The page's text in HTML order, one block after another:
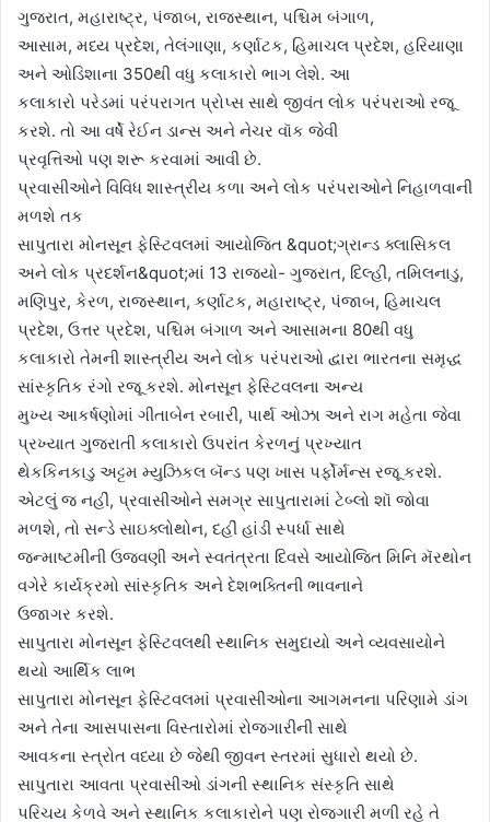
ગુજરાત, મહારાષ્ટ્ર, પંજાબ, રાજસ્થાન, પશ્ચિમ બંગાળ,
આસામ, મધ્ય પ્રદેશ, તેલંગાણા, કર્ણાટક, હિમાચલ પ્રદેશ, હરિયાણા
અને ઓડિશાના 350થી વધુ કલાકારો ભાગ લેશે. આ
કલાકારો પરેડમાં પરંપરાગત પ્રોપ્સ સાથે જીવંત લોક પરંપરાઓ રજૂ
કરશે. તો આ વર્ષે રેઈન ડાન્સ અને નેચર વૉક જેવી
પ્રવૃત્તિઓ પણ શરૂ કરવામાં આવી છે.
પ્રવાસીઓને વિવિધ શાસ્ત્રીય કળા અને લોક પરંપરાઓને નિહાળવાની
મળશે તક
સાપુતારા મોનસૂન ફેસ્ટિવલમાં આયોજિત &quot;ગ્રાન્ડ ક્લાસિકલ
અને લોક પ્રદર્શન&quot;માં 13 રાજ્યો- ગુજરાત, દિલ્હી, તમિલનાડુ,
મણિપુર, કેરળ, રાજસ્થાન, કર્ણાટક, મહારાષ્ટ્ર, પંજાબ, હિમાચલ
પ્રદેશ, ઉત્તર પ્રદેશ, પશ્ચિમ બંગાળ અને આસામના 80થી વધુ
કલાકારો તેમની શાસ્ત્રીય અને લોક પરંપરાઓ દ્વારા ભારતના સમૃદ્ધ
સાંસ્કૃતિક રંગો રજૂ કરશે. મોનસૂન ફેસ્ટિવલના અન્ય
મુખ્ય આકર્ષણોમાં ગીતાબેન રબારી, પાર્થ ઓઝા અને રાગ મહેતા જેવા
પ્રખ્યાત ગુજરાતી કલાકારો ઉપરાંત કેરળનું પ્રખ્યાત
થેકકિનકાડુ અટ્ટમ મ્યુઝિકલ બૅન્ડ પણ ખાસ પર્ફોર્મન્સ રજૂ કરશે.
એટલું જ નહીં, પ્રવાસીઓને સમગ્ર સાપુતારામાં ટેબ્લો શૉ જોવા
મળશે, તો સન્ડે સાઇક્લોથોન, દહીં હાંડી સ્પર્ધા સાથે
જન્માષ્ટમીની ઉજવણી અને સ્વતંત્રતા દિવસે આયોજિત મિનિ મૅરથોન
વગેરે કાર્યક્રમો સાંસ્કૃતિક અને દેશભક્તિની ભાવનાને
ઉજાગર કરશે.
સાપુતારા મોનસૂન ફેસ્ટિવલથી સ્થાનિક સમુદાયો અને વ્યવસાયોને
થયો આર્થિક લાભ
સાપુતારા મોનસૂન ફેસ્ટિવલમાં પ્રવાસીઓના આગમનના પરિણામે ડાંગ
અને તેના આસપાસના વિસ્તારોમાં રોજગારીની સાથે
આવકના સ્ત્રોત વધ્યા છે જેથી જીવન સ્તરમાં સુધારો થયો છે.
સાપુતારા આવતા પ્રવાસીઓ ડાંગની સ્થાનિક સંસ્કૃતિ સાથે
પરિચય કેળવે અને સ્થાનિક કલાકારોને પણ રોજગારી મળી રહે તે